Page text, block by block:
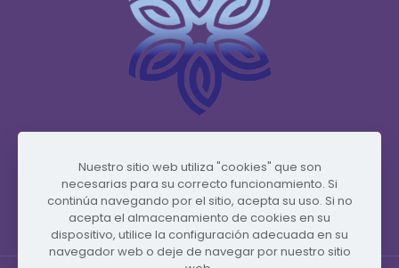
www.vidafyglobal.com
Nuestro sitio web utiliza "cookies" que son
necesarias para su correcto funcionamiento. Si
continúa navegando por el sitio, acepta su uso. Si no
acepta el almacenamiento de cookies en su
dispositivo, utilice la configuración adecuada en su
navegador web o deje de navegar por nuestro sitio